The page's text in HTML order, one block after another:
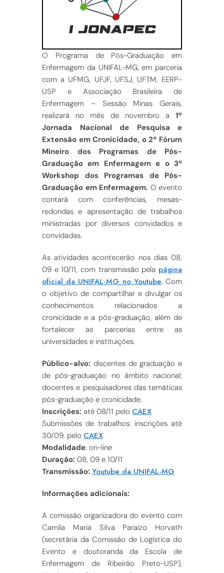
O Programa de Pós-Graduação em
Enfermagem da UNIFAL-MG, em parceria
com a UFMG, UFJF, UFSJ, UFTM, EERP-
USP e Associação Brasileira de
Enfermagem – Sessão Minas Gerais,
realizará no mês de novembro a 1ª
Jornada Nacional de Pesquisa e
Extensão em Cronicidade, o 2º Fórum
Mineiro dos Programas de Pós-
Graduação em Enfermagem e o 3º
Workshop dos Programas de Pós-
Graduação em Enfermagem. O evento
contará com conferências, mesas-
redondas e apresentação de trabalhos
ministradas por diversos convidados e
convidadas.
As atividades acontecerão nos dias 08,
09 e 10/11, com transmissão pela página
oficial da UNIFAL-MG no Youtube. Com
o objetivo de compartilhar e divulgar os
conhecimentos relacionados a
cronicidade e a pós-graduação, além de
fortalecer as parcerias entre as
universidades e instituições.
Público-alvo: discentes de graduação e
de pós-graduação no âmbito nacional;
docentes e pesquisadores das temáticas
pós-graduação e cronicidade.
Inscrições: até 08/11 pelo CAEX
Submissões de trabalhos: inscrições até
30/09, pelo CAEX
Modalidade: on-line
Duração: 08, 09 e 10/11
Transmissão: Youtube da UNIFAL-MG
Informações adicionais:
A comissão organizadora do evento com
Camila Maria Silva Paraizo Horvath
(secretária da Comissão de Logística do
Evento e doutoranda da Escola de
Enfermagem de Ribeirão Preto-USP),